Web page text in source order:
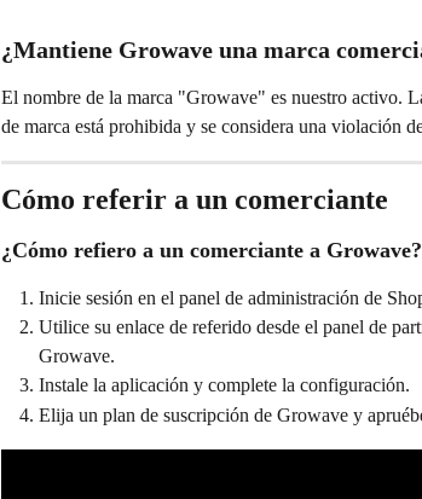
¿Mantiene Growave una marca
El nombre de la marca "Growave" es nuestro activo.
de marca está prohibida y se considera una violación
Cómo referir a un comerciante
¿Cómo refiero a un comerciante a Growave?
Inicie sesión en el panel de administración de
Utilice su enlace de referido desde el panel de
Growave.
Instale la aplicación y complete la configuración.
Elija un plan de suscripción de Growave y